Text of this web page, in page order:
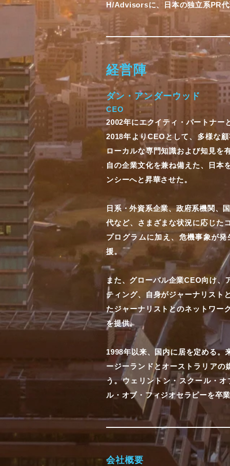
H/Advisorsに、日本の独立系PR代
経営陣
ダン・アンダーウッド
CEO
2002年にエクイティ・パートナー
2018年よりCEOとして、多様な
ローカルな専門知識および知見を
自の企業文化を兼ね備えた、日本
ンシーへと昇華させた。
日系・外資系企業、政府系機関、
代など、さまざまな状況に応じた
プログラムに加え、危機事象が
援。
また、グローバル企業CEO向け、
ティング、自身がジャーナリスト
たジャーナリストとのネットワー
を提供。
1998年以来、国内に居を定める。
ージーランドとオーストラリアの
う。ウェリントン・スクール・
ル・オブ・フィジオセラピーを卒
会社概要